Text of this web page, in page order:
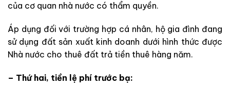
của cơ quan nhà nước có thẩm quyền.
Áp dụng đối với trường hợp cá nhân, hộ gia đình đang
sử dụng đất sản xuất kinh doanh dưới hình thức được
Nhà nước cho thuê đất trả tiền thuê hàng năm.
– Thứ hai, tiền lệ phí trước bạ: